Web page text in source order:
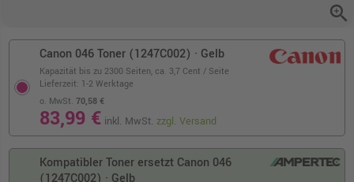
zoom_in
Canon 046 Toner (1247C002) · Gelb
Kapazität bis zu 2300 Seiten, ca. 3,7 Cent / Seite
o. MwSt.70,58 €
83,99 € inkl. MwSt.zzgl. Versand
Lieferzeit: 1-2 Werktage
Kompatibler Toner ersetzt Canon 046
(1247C002) · Gelb